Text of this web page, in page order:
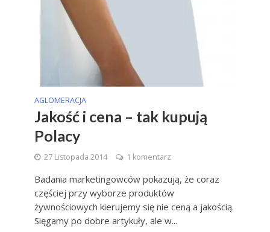
AGLOMERACJA
Jakość i cena – tak kupują
Polacy
27 Listopada 2014 1 komentarz
Badania marketingowców pokazują, że coraz
częściej przy wyborze produktów
żywnościowych kierujemy się nie ceną a jakością.
Sięgamy po dobre artykuły, ale w...